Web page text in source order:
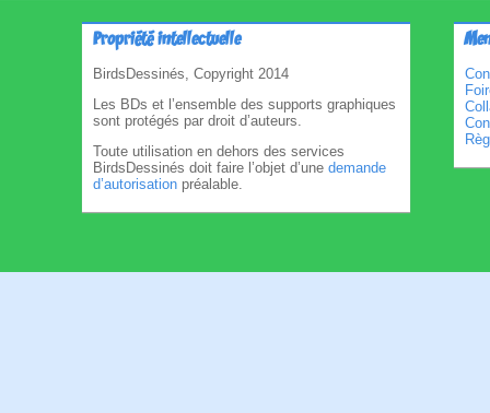
Propriété intellectuelle
BirdsDessinés, Copyright 2014
Les BDs et l’ensemble des supports graphiques
sont protégés par droit d’auteurs.
Toute utilisation en dehors des services
BirdsDessinés doit faire l’objet d’une demande
d’autorisation préalable.